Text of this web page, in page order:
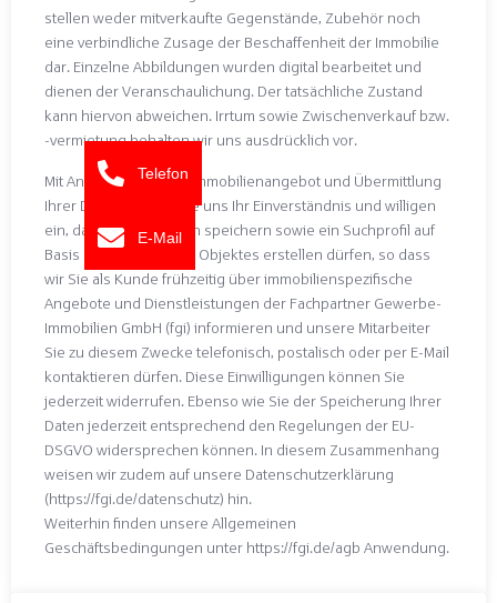
stellen weder mitverkaufte Gegenstände, Zubehör noch
eine verbindliche Zusage der Beschaffenheit der Immobilie
dar. Einzelne Abbildungen wurden digital bearbeitet und
dienen der Veranschaulichung. Der tatsächliche Zustand
kann hiervon abweichen. Irrtum sowie Zwischenverkauf bzw.
-vermietung behalten wir uns ausdrücklich vor.
Mit Anfrage auf unser Immobilienangebot und Übermittlung
Ihrer Daten erteilen Sie uns Ihr Einverständnis und willigen
ein, dass wir Ihre Daten speichern sowie ein Suchprofil auf
Basis des angefragten Objektes erstellen dürfen, so dass
wir Sie als Kunde frühzeitig über immobilienspezifische
Angebote und Dienstleistungen der Fachpartner Gewerbe-
Immobilien GmbH (fgi) informieren und unsere Mitarbeiter
Sie zu diesem Zwecke telefonisch, postalisch oder per E-Mail
kontaktieren dürfen. Diese Einwilligungen können Sie
jederzeit widerrufen. Ebenso wie Sie der Speicherung Ihrer
Daten jederzeit entsprechend den Regelungen der EU-
DSGVO widersprechen können. In diesem Zusammenhang
weisen wir zudem auf unsere Datenschutzerklärung
(https://fgi.de/datenschutz) hin.
Weiterhin finden unsere Allgemeinen
Geschäftsbedingungen unter https://fgi.de/agb Anwendung.
Telefon
E-Mail